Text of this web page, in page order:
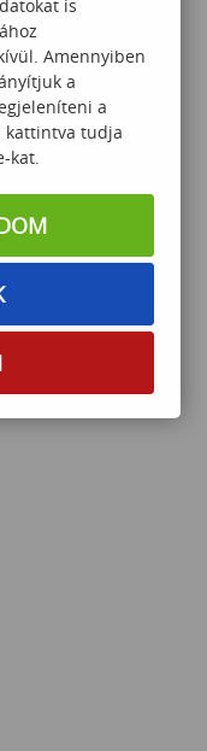
is
Amennyiben
a
a
kattintva tudja
kat.